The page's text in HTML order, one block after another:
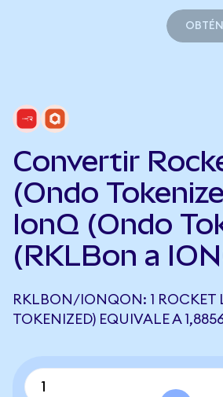
Convertir
(Ondo
IonQ (Ondo
(RKLBon a
RKLBON/IONQON: 1 ROCKET
TOKENIZED) EQUIVALE A